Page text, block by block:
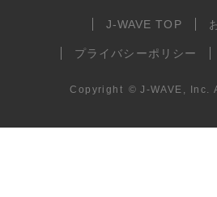
J-WAVE TOP
プライバシーポリシー
Copyright © J-WAVE, Inc.